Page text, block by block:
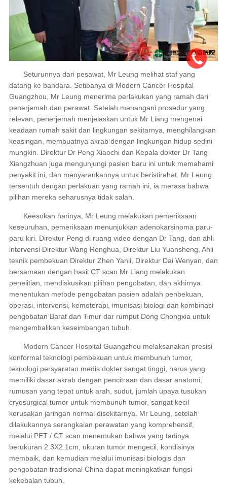
Seturunnya dari pesawat, Mr Leung melihat staf yang
datang ke bandara. Setibanya di Modern Cancer Hospital
Guangzhou, Mr Leung menerima perlakukan yang ramah dari
penerjemah dan perawat. Setelah menangani prosedur yang
relevan, penerjemah menjelaskan untuk Mr Liang mengenai
keadaan rumah sakit dan lingkungan sekitarnya, menghilangkan
keasingan, membuatnya akrab dengan lingkungan hidup sedini
mungkin. Direktur Dr Peng Xiaochi dan Kepala dokter Dr Tang
Xiangzhuan juga mengunjungi pasien baru ini untuk memahami
penyakit ini, dan menyarankannya untuk beristirahat. Mr Leung
tersentuh dengan perlakuan yang ramah ini, ia merasa bahwa
pilihan mereka seharusnya tidak salah.
Keesokan harinya, Mr Leung melakukan pemeriksaan
keseuruhan, pemeriksaan menunjukkan adenokarsinoma paru-
paru kiri. Direktur Peng di ruang video dengan Dr Tang, dan ahli
intervensi Direktur Wang Ronghua, Direktur Liu Yuansheng, Ahli
teknik pembekuan Direktur Zhen Yanli, Direktur Dai Wenyan, dan
bersamaan dengan hasil CT scan Mr Liang melakukan
penelitian, mendiskusikan pilihan pengobatan, dan akhirnya
menentukan metode pengobatan pasien adalah penbekuan,
operasi, intervensi, kemoterapi, imunisasi biologi dan kombinasi
pengobatan Barat dan Timur dar rumput Dong Chongxia untuk
mengembalikan keseimbangan tubuh.
Modern Cancer Hospital Guangzhou melaksanakan presisi
konformal teknologi pembekuan untuk membunuh tumor,
teknologi persyaratan medis dokter sangat tinggi, harus yang
memiliki dasar akrab dengan pencitraan dan dasar anatomi,
rumusan yang tepat untuk arah, sudut, jumlah upaya tusukan
cryosurgical tumor untuk membunuh tumor, sangat kecil
kerusakan jaringan normal disekitarnya. Mr Leung, setelah
dilakukannya serangkaian perawatan yang komprehensif,
melalui PET / CT scan menemukan bahwa yang tadinya
berukuran 2.3X2.1cm, ukuran tumor mengecil, kondisinya
membaik, dan kemudian melalui imunisasi biologis dan
pengobatan tradisional China dapat meningkatkan fungsi
kekebalan tubuh.